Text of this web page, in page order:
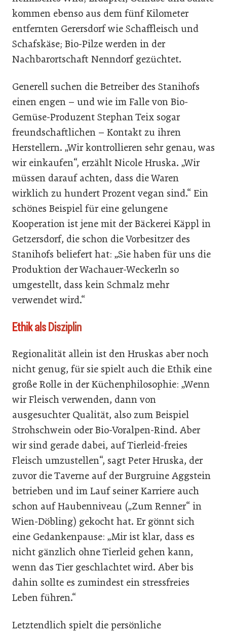
kommen ebenso aus dem fünf Kilometer
entfernten Gerersdorf wie Schaffleisch und
Schafskäse; Bio-Pilze werden in der
Nachbarortschaft Nenndorf gezüchtet.
Generell suchen die Betreiber des Stanihofs
einen engen – und wie im Falle von Bio-
Gemüse-Produzent Stephan Teix sogar
freundschaftlichen – Kontakt zu ihren
Herstellern. „Wir kontrollieren sehr genau, was
wir einkaufen“, erzählt Nicole Hruska. „Wir
müssen darauf achten, dass die Waren
wirklich zu hundert Prozent vegan sind.“ Ein
schönes Beispiel für eine gelungene
Kooperation ist jene mit der Bäckerei Käppl in
Getzersdorf, die schon die Vorbesitzer des
Stanihofs beliefert hat: „Sie haben für uns die
Produktion der Wachauer-Weckerln so
umgestellt, dass kein Schmalz mehr
verwendet wird.“
Ethik als Disziplin
Regionalität allein ist den Hruskas aber noch
nicht genug, für sie spielt auch die Ethik eine
große Rolle in der Küchenphilosophie: „Wenn
wir Fleisch verwenden, dann von
ausgesuchter Qualität, also zum Beispiel
Strohschwein oder Bio-Voralpen-Rind. Aber
wir sind gerade dabei, auf Tierleid-freies
Fleisch umzustellen“, sagt Peter Hruska, der
zuvor die Taverne auf der Burg­ruine Aggstein
betrieben und im Lauf seiner Karriere auch
schon auf Haubenniveau („Zum Renner“ in
Wien-Döbling) gekocht hat. Er gönnt sich
eine Gedankenpause: „Mir ist klar, dass es
nicht gänzlich ohne Tierleid gehen kann,
wenn das Tier geschlachtet wird. Aber bis
dahin sollte es zumindest ein stressfreies
Leben führen.“
Letztendlich spielt die persönliche